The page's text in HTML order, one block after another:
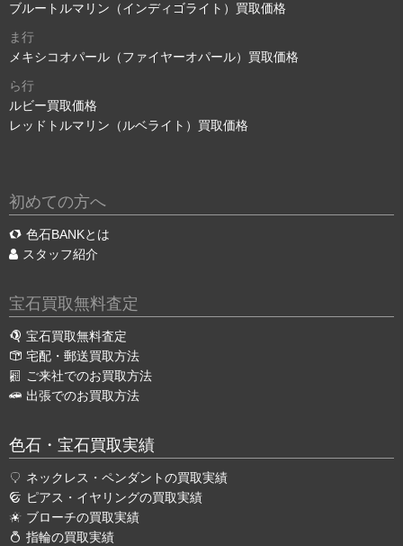
ブルートルマリン（インディゴライト）買取価格
ま行
メキシコオパール（ファイヤーオパール）買取価格
ら行
ルビー買取価格
レッドトルマリン（ルベライト）買取価格
初めての方へ
色石BANKとは
スタッフ紹介
宝石買取無料査定
宝石買取無料査定
宅配・郵送買取方法
ご来社でのお買取方法
出張でのお買取方法
色石・宝石買取実績
ネックレス・ペンダントの買取実績
ピアス・イヤリングの買取実績
ブローチの買取実績
指輪の買取実績